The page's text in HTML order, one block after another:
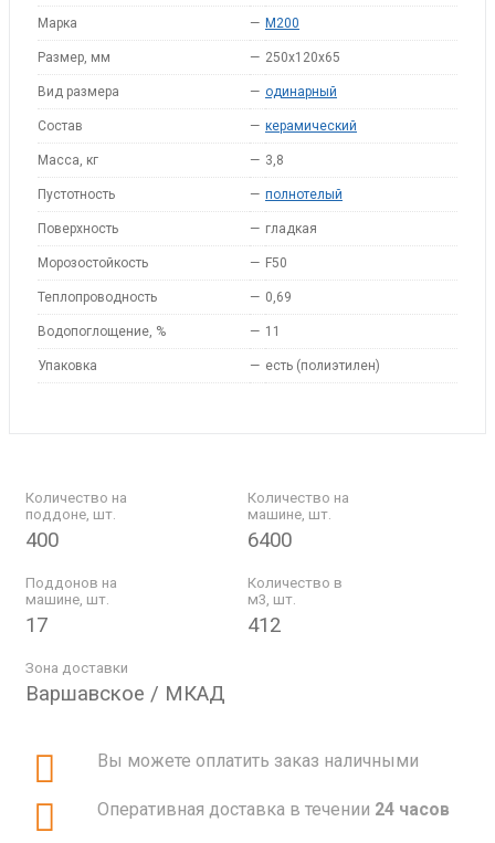
Марка — M200
Размер, мм — 250x120x65
Вид размера — одинарный
Состав — керамический
Масса, кг — 3,8
Пустотность — полнотелый
Поверхность — гладкая
Морозостойкость — F50
Теплопроводность — 0,69
Водопоглощение, % — 11
Упаковка — есть (полиэтилен)
Количество на
поддоне, шт.
400
Количество на
машине, шт.
6400
Поддонов на
машине, шт.
17
Количество в
м3, шт.
412
Зона доставки
Варшавское / МКАД
Вы можете оплатить заказ наличными
Оперативная доставка в течении 24 часов